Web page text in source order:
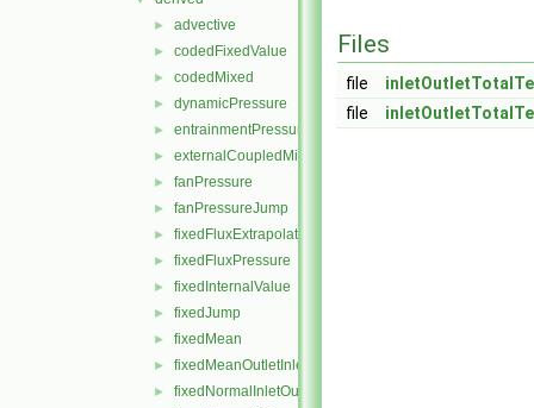
► advective
► codedFixedValue
► codedMixed
► dynamicPressure
► entrainmentPressure
► externalCoupledMixed
► fanPressure
► fanPressureJump
► fixedFluxExtrapolatedPressure
► fixedFluxPressure
► fixedInternalValue
► fixedJump
► fixedMean
► fixedMeanOutletInlet
► fixedNormalInletOutletVelocity
Files
file
file